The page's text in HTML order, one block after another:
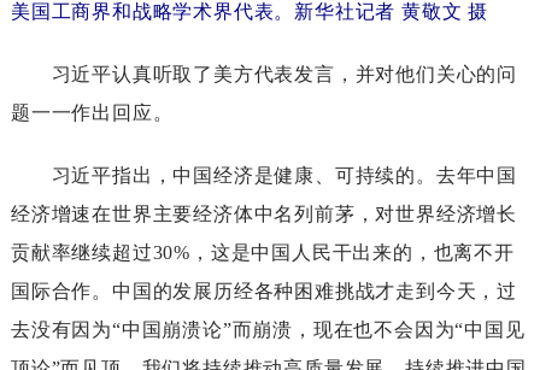
美国工商界和战略学术界代表。新华社记者黄敬文摄
习近平认真听取了美方代表发言，并对他们关心的问
题一一作出回应。
习近平指出，中国经济是健康、可持续的。去年中国
经济增速在世界主要经济体中名列前茅，对世界经济增长
贡献率继续超过30%，这是中国人民干出来的，也离不开
国际合作。中国的发展历经各种困难挑战才走到今天，过
去没有因为“中国崩溃论”而崩溃，现在也不会因为“中国见